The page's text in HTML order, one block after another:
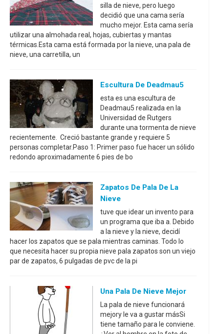
silla de nieve, pero luego
decidió que una cama sería
mucho mejor. Esta cama sería
utilizar una almohada real, hojas, cubiertas y mantas
térmicas.Esta cama está formada por la nieve, una pala de
nieve, una carretilla, un
Escultura De Deadmau5
esta es una escultura de
Deadmau5 realizada en la
Universidad de Rutgers
durante una tormenta de nieve
recientemente. Creció bastante grande y requiere 5
personas completar.Paso 1: Primer paso fue hacer un sólido
redondo aproximadamente 6 pies de bo
Zapatos De Pala De La
Nieve
tuve que idear un invento para
un programa que iba a. Debido
a la nieve y la nieve, decidí
hacer los zapatos que se pala mientras caminas. Todo lo
que necesita hacer su propia nieve pala zapatos son un viejo
par de zapatos, 6 pulgadas de pvc de la pi
Una Pala De Nieve Mejor
La pala de nieve funcionará
mejory le va a gustar másSi
tiene tamaño para le conviene.